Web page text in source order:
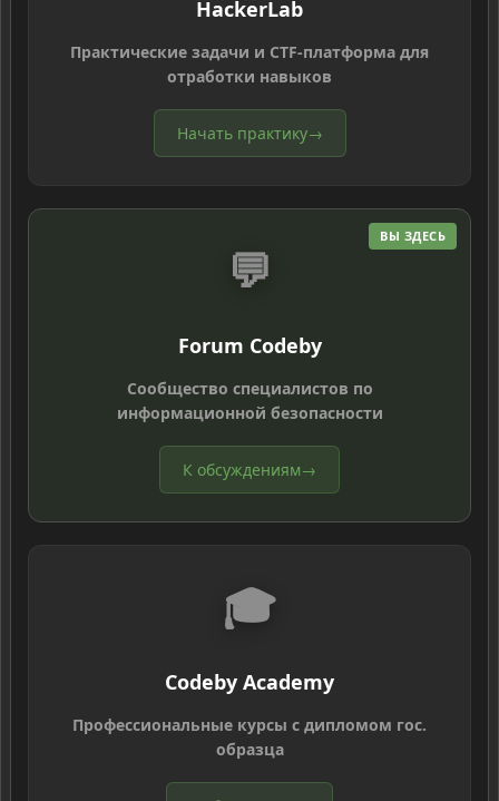
HackerLab
Практические задачи и CTF-платформа для
отработки навыков
Начать практику→
ВЫ ЗДЕСЬ
💬
Forum Codeby
Сообщество специалистов по
информационной безопасности
К обсуждениям→
🎓
Codeby Academy
Профессиональные курсы с дипломом гос.
образца